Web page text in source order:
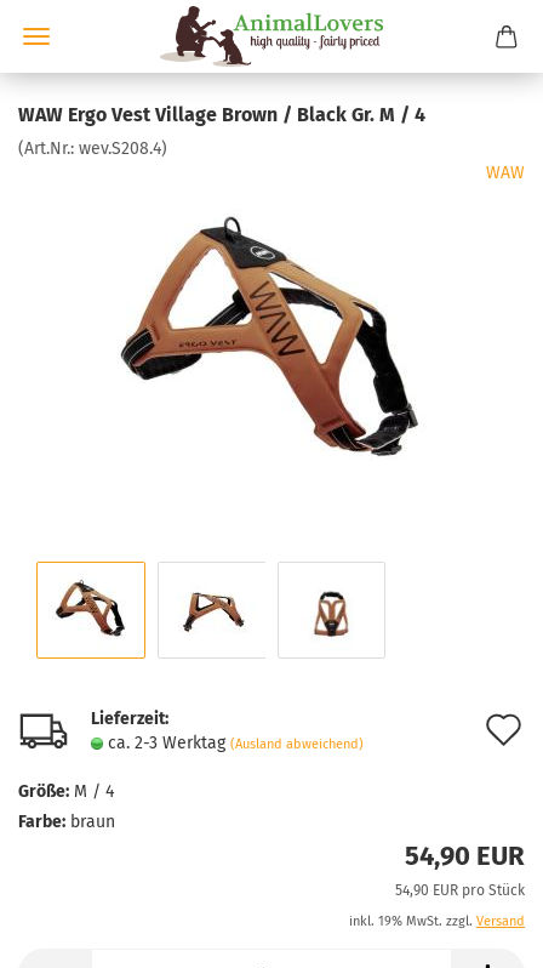
WAW Ergo Vest Village Brown / Black Gr. M / 4
(Art.Nr.: wev.S208.4)
WAW
Lieferzeit:
ca. 2-3 Werktag (Ausland abweichend)
Größe: M / 4
Farbe: braun
54,90 EUR
54,90 EUR pro Stück
inkl. 19% MwSt. zzgl. Versand